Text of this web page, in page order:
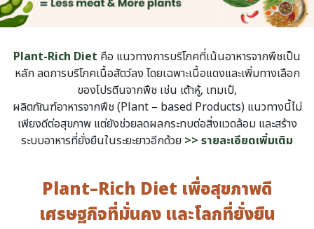
Plant-Rich Diet คือ แนวทางการบริโภคที่เน้นอาหารจากพืชเป็น
หลัก ลดการบริโภคเนื้อสัตว์ลง โดยเฉพาะเนื้อแดงและเพิ่มทางเลือก
ของโปรตีนจากพืช เช่น เต้าหู้, เทมเป้,
ผลิตภัณฑ์อาหารจากพืช (Plant – based Products) แนวทางนี้ไม่
เพียงดีต่อสุขภาพ แต่ยังช่วยลดผลกระทบต่อสิ่งแวดล้อม และสร้าง
ระบบอาหารที่ยั่งยืนในระยะยาวอีกด้วย >> รายละเอียดเพิ่มเติม
Plant–Rich Diet เพื่อสุขภาพดี
เศรษฐกิจที่มั่นคง และโลกที่ยั่งยืน